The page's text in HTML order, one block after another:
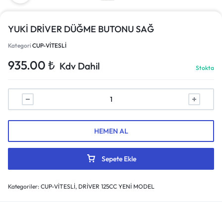
YUKİ DRİVER DÜĞME BUTONU SAĞ
Kategori CUP-VİTESLİ
935.00 ₺ Kdv Dahil Stokta
Sepete Ekle
HEMEN AL
Kategoriler: CUP-VİTESLİ, DRİVER 125CC YENİ MODEL